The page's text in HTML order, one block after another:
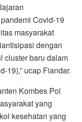
Covid-19
masyarakat
dengan
cluster baru dalam
19),” ucap Fiandar.
Kombes Pol
yang
kesehatan yang